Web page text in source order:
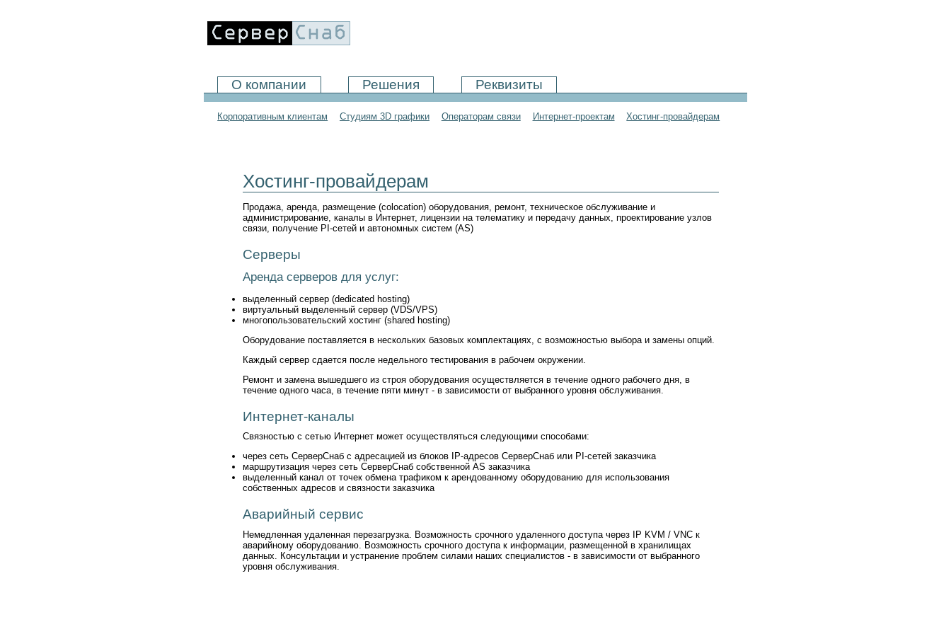
О компании Решения Реквизиты
Корпоративным клиентам Студиям 3D графики Операторам связи Интернет-проектам Хостинг-провайдерам
Хостинг-провайдерам
Продажа, аренда, размещение (colocation) оборудования, ремонт, техническое обслуживание и
администрирование, каналы в Интернет, лицензии на телематику и передачу данных, проектирование узлов
связи, получение PI-сетей и автономных систем (AS)
Серверы
Аренда серверов для услуг:
выделенный сервер (dedicated hosting)
виртуальный выделенный сервер (VDS/VPS)
многопользовательский хостинг (shared hosting)
Оборудование поставляется в нескольких базовых комплектациях, с возможностью выбора и замены опций.
Каждый сервер сдается после недельного тестирования в рабочем окружении.
Ремонт и замена вышедшего из строя оборудования осуществляется в течение одного рабочего дня, в
течение одного часа, в течение пяти минут - в зависимости от выбранного уровня обслуживания.
Интернет-каналы
Связностью с сетью Интернет может осуществляться следующими способами:
через сеть СерверСнаб с адресацией из блоков IP-адресов СерверСнаб или PI-сетей заказчика
маршрутизация через сеть СерверСнаб собственной AS заказчика
выделенный канал от точек обмена трафиком к арендованному оборудованию для использования
собственных адресов и связности заказчика
Аварийный сервис
Немедленная удаленная перезагрузка. Возможность срочного удаленного доступа через IP KVM / VNC к
аварийному оборудованию. Возможность срочного доступа к информации, размещенной в хранилищах
данных. Консультации и устранение проблем силами наших специалистов - в зависимости от выбранного
уровня обслуживания.